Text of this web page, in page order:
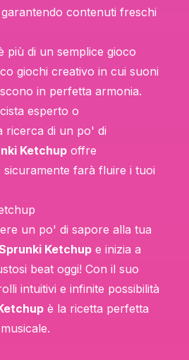
contenuti freschi
più di un semplice gioco
giochi creativo in cui suoni
in perfetta armonia.
esperto o
ricerca di un po' di
Ketchup offre
farà fluire i tuoi
un po' di sapore alla tua
Ketchup e inizia a
beat oggi! Con il suo
intuitivi e infinite possibilità
è la ricetta perfetta